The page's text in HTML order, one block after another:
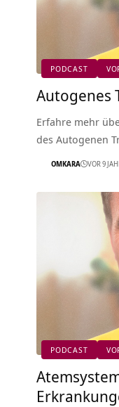
PODCAST
Autogenes
Erfahre mehr
des Autogenen
OMKARA VOR 9
PODCAST